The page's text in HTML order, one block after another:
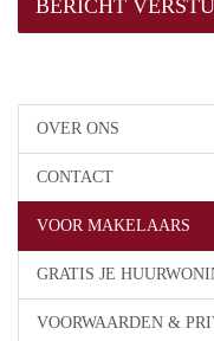
OVER ONS
CONTACT
VOOR MAKELAARS
GRATIS JE
VOORWAARDEN &